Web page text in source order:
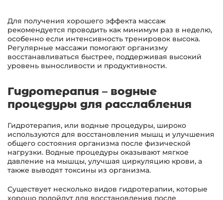
Для получения хорошего эффекта массаж
рекомендуется проводить как минимум раз в неделю,
особенно если интенсивность тренировок высока.
Регулярные массажи помогают организму
восстанавливаться быстрее, поддерживая высокий
уровень выносливости и продуктивности.
Гидротерапия – водные
процедуры для расслабления
Гидротерапия, или водные процедуры, широко
используются для восстановления мышц и улучшения
общего состояния организма после физической
нагрузки. Водные процедуры оказывают мягкое
давление на мышцы, улучшая циркуляцию крови, а
также выводят токсины из организма.
Существует несколько видов гидротерапии, которые
хорошо подойдут для восстановления после